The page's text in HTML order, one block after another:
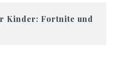
Kinder: Fortnite und